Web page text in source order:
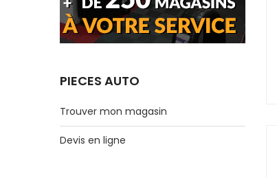
PIECES AUTO
Trouver mon magasin
Devis en ligne